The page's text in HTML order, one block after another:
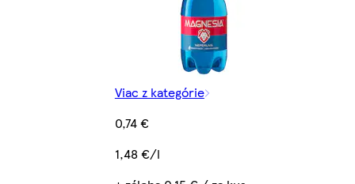
Viac z kategórie
0,74 €
1,48 €/l